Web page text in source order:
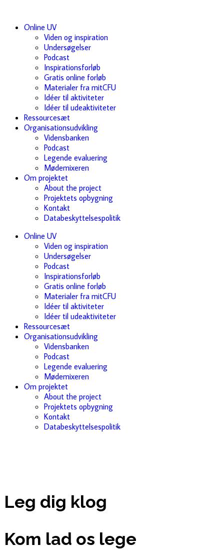
Online UV
Viden og inspiration
Undersøgelser
Podcast
Inspirationsforløb
Gratis online forløb
Materialer fra mitCFU
Idéer til aktiviteter
Idéer til udeaktiviteter
Ressourcesæt
Organisationsudvikling
Vidensbanken
Podcast
Legende evaluering
Mødemixeren
Om projektet
About the project
Projektets opbygning
Kontakt
Databeskyttelsespolitik
Online UV
Viden og inspiration
Undersøgelser
Podcast
Inspirationsforløb
Gratis online forløb
Materialer fra mitCFU
Idéer til aktiviteter
Idéer til udeaktiviteter
Ressourcesæt
Organisationsudvikling
Vidensbanken
Podcast
Legende evaluering
Mødemixeren
Om projektet
About the project
Projektets opbygning
Kontakt
Databeskyttelsespolitik
Leg dig klog
Kom lad os lege